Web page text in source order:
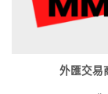
外匯交易